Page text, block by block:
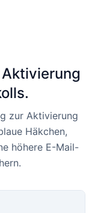
zur Aktivierung
Häkchen,
höhere E-Mail-